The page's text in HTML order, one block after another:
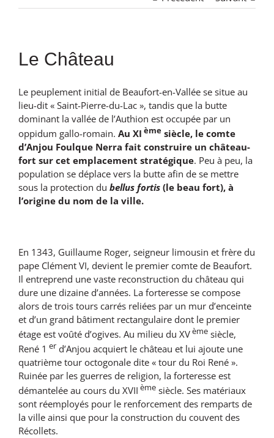
Le Château
Le peuplement initial de Beaufort-en-Vallée se situe au
lieu-dit « Saint-Pierre-du-Lac », tandis que la butte
dominant la vallée de l’Authion est occupée par un
oppidum gallo-romain. Au XI ème siècle, le comte
d’Anjou Foulque Nerra fait construire un château-
fort sur cet emplacement stratégique. Peu à peu, la
population se déplace vers la butte afin de se mettre
sous la protection du bellus fortis (le beau fort), à
l’origine du nom de la ville.
En 1343, Guillaume Roger, seigneur limousin et frère du
pape Clément VI, devient le premier comte de Beaufort.
Il entreprend une vaste reconstruction du château qui
dure une dizaine d’années. La forteresse se compose
alors de trois tours carrés reliées par un mur d’enceinte
et d’un grand bâtiment rectangulaire dont le premier
étage est voûté d’ogives. Au milieu du XVème siècle,
René 1 er d’Anjou acquiert le château et lui ajoute une
quatrième tour octogonale dite « tour du Roi René ».
Ruinée par les guerres de religion, la forteresse est
démantelée au cours du XVII ème siècle. Ses matériaux
sont réemployés pour le renforcement des remparts de
la ville ainsi que pour la construction du couvent des
Récollets.